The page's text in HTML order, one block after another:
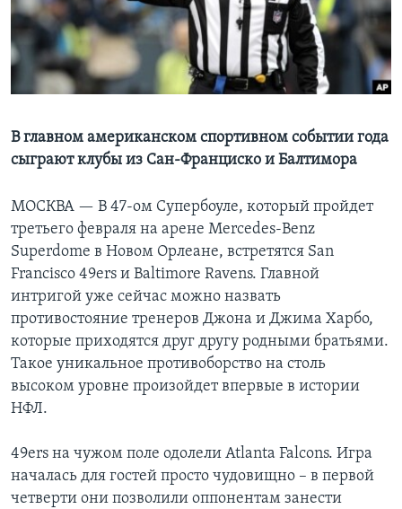
Learning English
СОЦИАЛЬНЫЕ СЕТИ
Языки
В главном американском спортивном событии года
сыграют клубы из Сан-Франциско и Балтимора
МОСКВА — В 47-ом Супербоуле, который пройдет
третьего февраля на арене Mercedes-Benz
Superdome в Новом Орлеане, встретятся San
Francisco 49ers и Baltimore Ravens. Главной
интригой уже сейчас можно назвать
противостояние тренеров Джона и Джима Харбо,
которые приходятся друг другу родными братьями.
Такое уникальное противоборство на столь
высоком уровне произойдет впервые в истории
НФЛ.
49ers на чужом поле одолели Atlanta Falcons. Игра
началась для гостей просто чудовищно – в первой
четверти они позволили оппонентам занести